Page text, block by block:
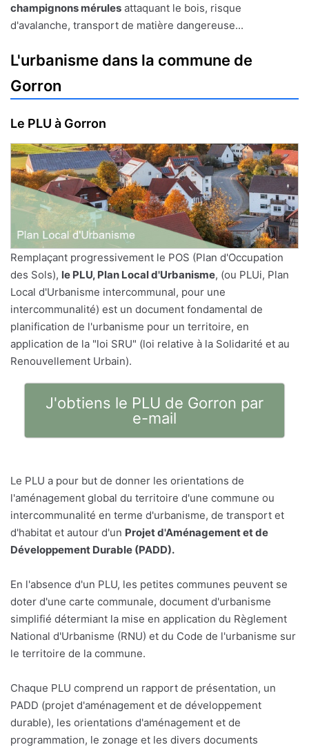
champignons mérules attaquant le bois, risque
d'avalanche, transport de matière dangereuse...
L'urbanisme dans la commune de
Gorron
Le PLU à Gorron
Remplaçant progressivement le POS (Plan d'Occupation
des Sols), le PLU, Plan Local d'Urbanisme, (ou PLUi, Plan
Local d'Urbanisme intercommunal, pour une
intercommunalité) est un document fondamental de
planification de l'urbanisme pour un territoire, en
application de la "loi SRU" (loi relative à la Solidarité et au
Renouvellement Urbain).
J'obtiens le PLU de Gorron par
e-mail
Le PLU a pour but de donner les orientations de
l'aménagement global du territoire d'une commune ou
intercommunalité en terme d'urbanisme, de transport et
d'habitat et autour d'un Projet d'Aménagement et de
Développement Durable (PADD).
En l'absence d'un PLU, les petites communes peuvent se
doter d'une carte communale, document d'urbanisme
simplifié détermiant la mise en application du Règlement
National d'Urbanisme (RNU) et du Code de l'urbanisme sur
le territoire de la commune.
Chaque PLU comprend un rapport de présentation, un
PADD (projet d'aménagement et de développement
durable), les orientations d'aménagement et de
programmation, le zonage et les divers documents